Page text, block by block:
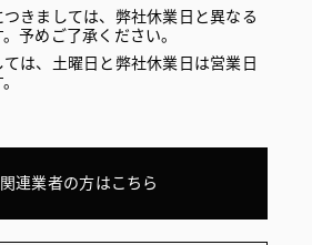
きましては、弊社休業日と異なる
予めご了承ください。
は、土曜日と弊社休業日は営業日
連業者の方はこちら